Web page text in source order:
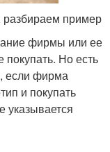
разбираем пример
фирмы или ее
Но есть
если фирма
и покупать
указывается